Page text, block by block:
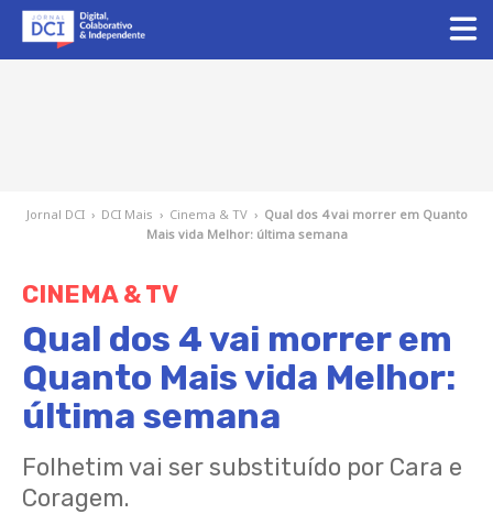
Jornal DCI › DCI Mais › Cinema & TV › Qual dos 4 vai morrer em Quanto
Mais vida Melhor: última semana
CINEMA & TV
Qual dos 4 vai morrer em
Quanto Mais vida Melhor:
última semana
Folhetim vai ser substituído por Cara e
Coragem.